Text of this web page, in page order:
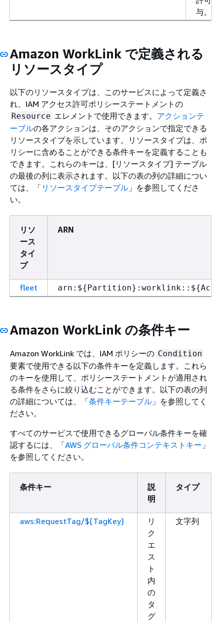
与。
Amazon WorkLink で定義される
リソースタイプ
以下のリソースタイプは、このサービスによって定義さ
れ、IAM アクセス許可ポリシーステートメントの
Resource エレメントで使用できます。 アクションテ
ーブルの各アクションは、そのアクションで指定できる
リソースタイプを示しています。リソースタイプは、ポ
リシーに含めることができる条件キーを定義することも
できます。これらのキーは、[リソースタイプ] テーブル
の最後の列に表示されます。以下の表の列の詳細につい
ては、「 リソースタイプテーブル 」を参照してくださ
い。
リソ
ース
タイ
プ
ARN
fleet arn:${Partition}:worklink::${
Amazon WorkLink の条件キー
Amazon WorkLink では、IAM ポリシーの Condition
要素で使用できる以下の条件キーを定義します。これら
のキーを使用して、ポリシーステートメントが適用され
る条件をさらに絞り込むことができます。以下の表の列
の詳細については、「条件キーテーブル 」を参照してく
ださい。
すべてのサービスで使用できるグローバル条件キーを確
認するには、「AWS グローバル条件コンテキストキー 」
を参照してください。
条件キー
説
明
タイプ
aws:RequestTag/${TagKey}
リ
ク
エ
ス
ト
内
の
タ
グ
文字列